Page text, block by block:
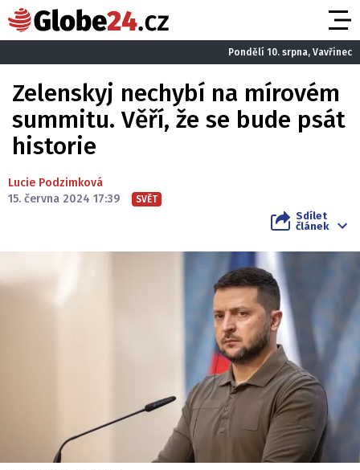
Pondělí 10. srpna, Vavřinec
Zelenskyj nechybí na mírovém
summitu. Věří, že se bude psát
historie
Lucie Podzimková
15. června 2024 17:39
SVĚT
Sdílet
článek